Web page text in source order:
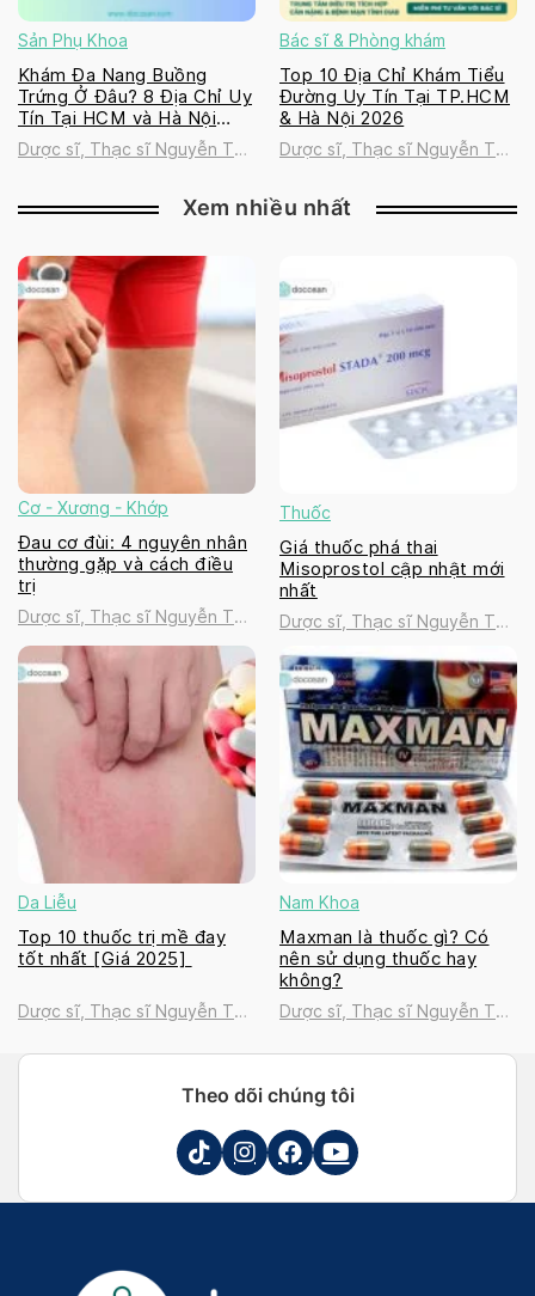
Sản Phụ Khoa
Khám Đa Nang Buồng
Trứng Ở Đâu? 8 Địa Chỉ Uy
Tín Tại HCM và Hà Nội
2026
Dược sĩ, Thạc sĩ Nguyễn Thị
Bác sĩ & Phòng khám
Top 10 Địa Chỉ Khám Tiểu
Đường Uy Tín Tại TP.HCM
& Hà Nội 2026
Dược sĩ, Thạc sĩ Nguyễn Thị
Xem nhiều nhất
Cơ - Xương - Khớp
Đau cơ đùi: 4 nguyên nhân
thường gặp và cách điều
trị
Dược sĩ, Thạc sĩ Nguyễn Thị
Thanh Tú
Thuốc
Giá thuốc phá thai
Misoprostol cập nhật mới
nhất
Dược sĩ, Thạc sĩ Nguyễn Thị
Da Liễu
Top 10 thuốc trị mề đay
tốt nhất [Giá 2025]
Dược sĩ, Thạc sĩ Nguyễn Thị
Nam Khoa
Maxman là thuốc gì? Có
nên sử dụng thuốc hay
không?
Dược sĩ, Thạc sĩ Nguyễn Thị
Theo dõi chúng tôi